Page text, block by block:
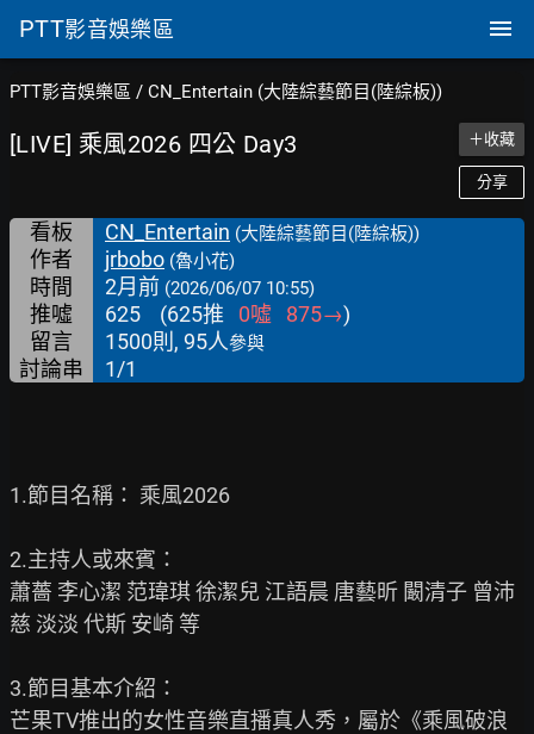
PTT影音娛樂區
PTT影音娛樂區 / CN_Entertain (大陸綜藝節目(陸綜板))
[LIVE] 乘風2026 四公 Day3 ＋收藏
分享
看板 CN_Entertain (大陸綜藝節目(陸綜板))
作者 jrbobo (魯小花)
時間 2月前 (2026/06/07 10:55)
推噓 625 (625推 0噓 875→)
留言
1500則, 95人參與
討論串 1/1
1.節目名稱： 乘風2026
2.主持人或來賓：
蕭薔 李心潔 范瑋琪 徐潔兒 江語晨 唐藝昕 闞清子 曾沛
慈 淡淡 代斯 安崎 等
3.節目基本介紹：
芒果TV推出的女性音樂直播真人秀，屬於《乘風破浪